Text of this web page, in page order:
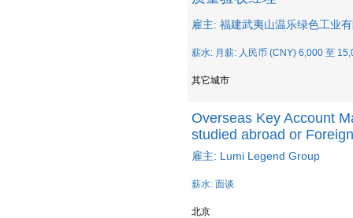
雇主: 福建武夷山温乐绿色工业
薪水: 月薪: 人民币 (CNY) 6,000 至
其它城市
Overseas Key Account
studied abroad or
雇主: Lumi Legend Group
薪水: 面谈
北京